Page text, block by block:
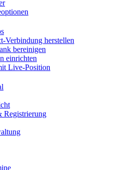
Verbindung herstellen
bereinigen
einrichten
Live-Position
Registrierung